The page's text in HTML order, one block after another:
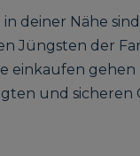
deiner Nähe
Jüngsten der
einkaufen
und sicheren